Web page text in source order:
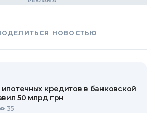
НОВОСТЬЮ
кредитов в банковской
50 млрд грн
35